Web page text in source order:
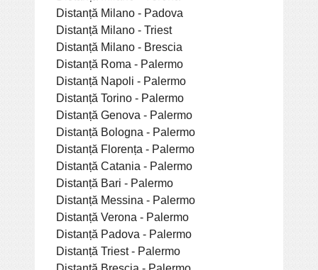
Distanță Milano - Padova
Distanță Milano - Triest
Distanță Milano - Brescia
Distanță Roma - Palermo
Distanță Napoli - Palermo
Distanță Torino - Palermo
Distanță Genova - Palermo
Distanță Bologna - Palermo
Distanță Florența - Palermo
Distanță Catania - Palermo
Distanță Bari - Palermo
Distanță Messina - Palermo
Distanță Verona - Palermo
Distanță Padova - Palermo
Distanță Triest - Palermo